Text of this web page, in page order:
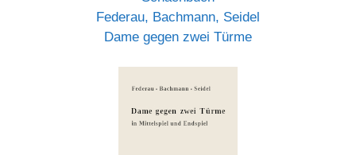
Federau, Bachmann, Seidel
Dame gegen zwei Türme